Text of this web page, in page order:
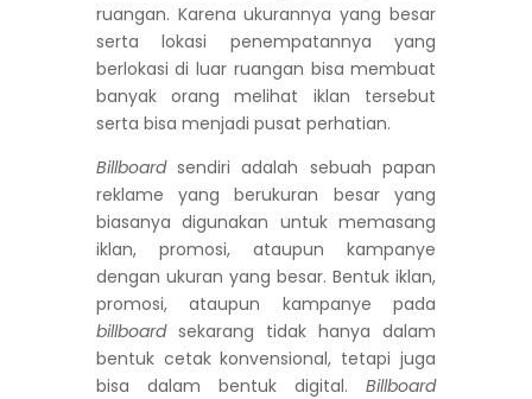
ruangan. Karena ukurannya yang besar
serta lokasi penempatannya yang
berlokasi di luar ruangan bisa membuat
banyak orang melihat iklan tersebut
serta bisa menjadi pusat perhatian.
Billboardsendiri adalah sebuah papan
reklame yang berukuran besar yang
biasanya digunakan untuk memasang
iklan, promosi, ataupun kampanye
dengan ukuran yang besar. Bentuk iklan,
promosi, ataupun kampanye pada
billboardsekarang tidak hanya dalam
bentuk cetak konvensional, tetapi juga
bisa dalam bentuk digital.Billboard